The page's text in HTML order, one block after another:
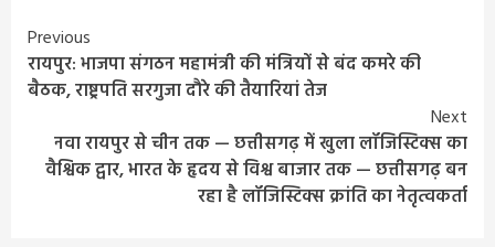
Continue
Reading
Previous
रायपुर: भाजपा संगठन महामंत्री की मंत्रियों से बंद कमरे की
बैठक, राष्ट्रपति सरगुजा दौरे की तैयारियां तेज
Next
नवा रायपुर से चीन तक — छत्तीसगढ़ में खुला लॉजिस्टिक्स का
वैश्विक द्वार, भारत के हृदय से विश्व बाजार तक — छत्तीसगढ़ बन
रहा है लॉजिस्टिक्स क्रांति का नेतृत्वकर्ता